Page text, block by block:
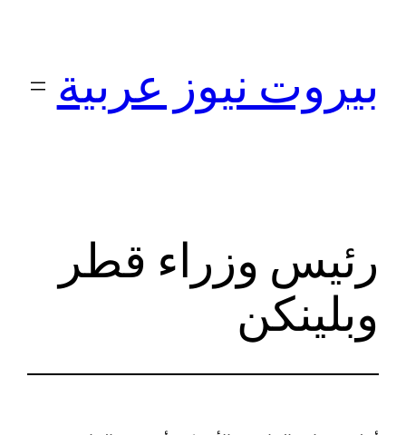
بيروت نيوز عربية
رئيس وزراء قطر
وبلينكن